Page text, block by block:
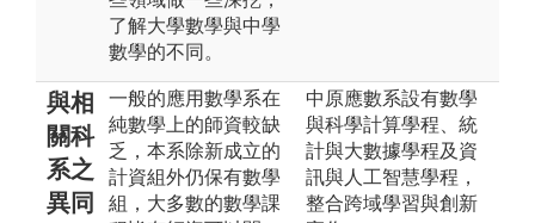
了解大學數學與中學
數學的不同。
與相
關科
系之
異同
一般的應用數學系在
純數學上的師資較缺
乏，本系除新成立的
計資組外仍保有數學
組，大多數的數學課
中原應數系設有數學
與科學計算學程、統
計與大數據學程及資
訊與人工智慧學程，
整合跨域學習與創新